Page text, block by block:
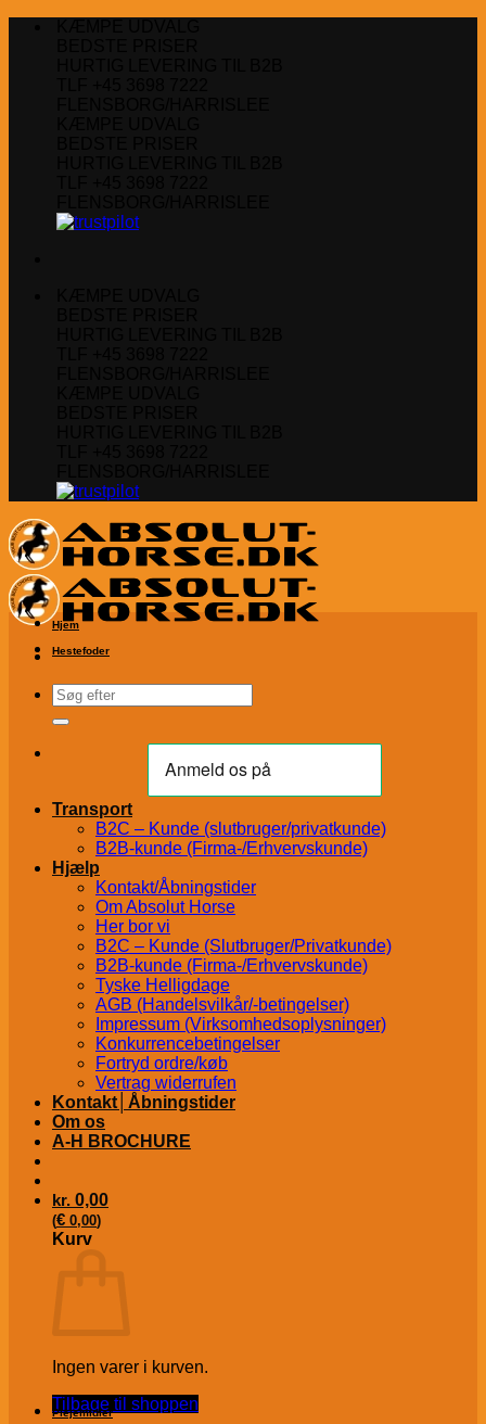
Søg
efter:
Transport
B2C – Kunde (slutbruger/privatkunde)
B2B-kunde (Firma-/Erhvervskunde)
Hjælp
Kontakt/Åbningstider
Om Absolut Horse
Her bor vi
B2C – Kunde (Slutbruger/Privatkunde)
B2B-kunde (Firma-/Erhvervskunde)
Tyske Helligdage
AGB (Handelsvilkår/-betingelser)
Impressum (Virksomhedsoplysninger)
Konkurrencebetingelser
Fortryd ordre/køb
Vertrag widerrufen
Kontakt│Åbningstider
Om os
A-H BROCHURE
kr. 0,00
(€ 0,00)
Kurv
Ingen varer i kurven.
Tilbage til shoppen
Hjem
Hestefoder
Plejemidler